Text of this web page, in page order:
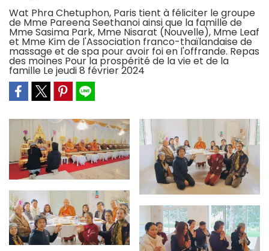
Wat Phra Chetuphon, Paris tient à féliciter le groupe
de Mme Pareena Seethanoi ainsi que la famille de
Mme Sasima Park, Mme Nisarat (Nouvelle), Mme Leaf
et Mme Kim de l'Association franco-thaïlandaise de
massage et de spa pour avoir foi en l'offrande. Repas
des moines Pour la prospérité de la vie et de la
famille Le jeudi 8 février 2024